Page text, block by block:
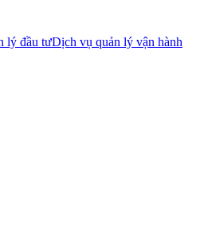
lý đầu tưDịch vụ quản lý vận hành